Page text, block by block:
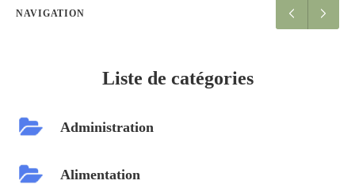
NAVIGATION
Liste de catégories
Administration
Alimentation